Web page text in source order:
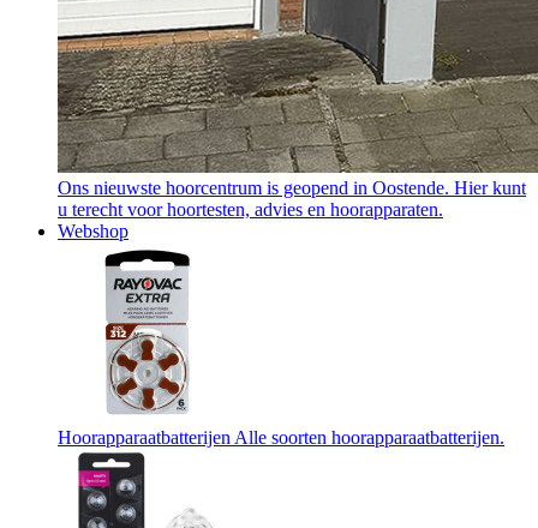
Ons nieuwste hoorcentrum is geopend in Oostende. Hier kunt
u terecht voor hoortesten, advies en hoorapparaten.
Webshop
Hoorapparaatbatterijen Alle soorten hoorapparaatbatterijen.